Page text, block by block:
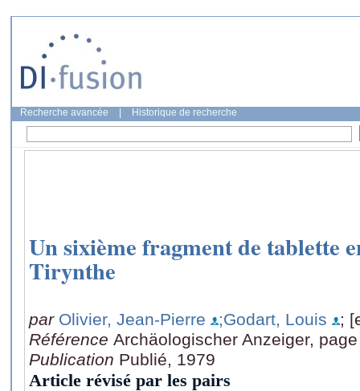
Recherche avancée Historique de recherche
Un sixième fragment de tablette
Tirynthe
par Olivier, Jean-Pierre ;Godart, Louis
;
Référence Archäologischer Anzeiger,
Publication Publié, 1979
Article révisé par les pairs